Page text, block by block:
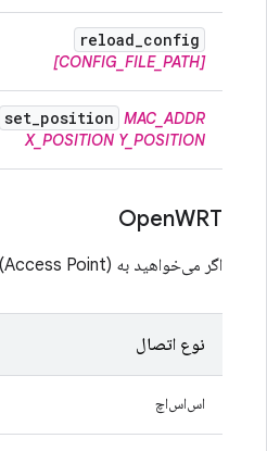
reload_config
[CONFIG_FILE_PATH]
set_position MAC_ADDR
X_POSITION Y_POSITION
OpenWRT
اگر می‌خواهید به OpenWRT (Access Point) متصل شوید، می‌توانید از
نوع اتصال
اس‌اس‌اچ